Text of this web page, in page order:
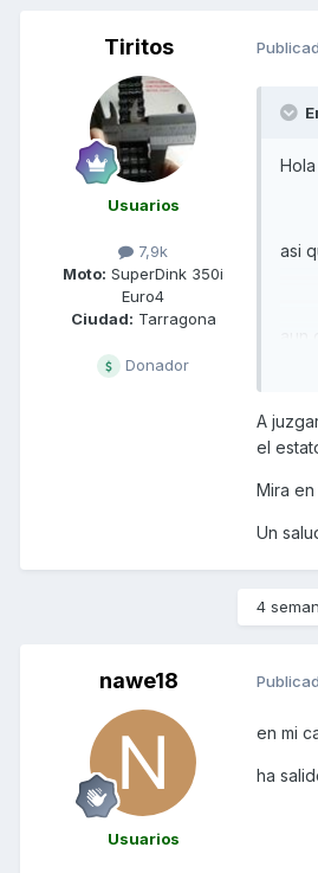
Tiritos
Usuarios
7,9k
Moto: SuperDink 350i
Euro4
Ciudad: Tarragona
Donador
asi
A
el
Mira
Un
4
nawe18
Usuarios
en mi
ha